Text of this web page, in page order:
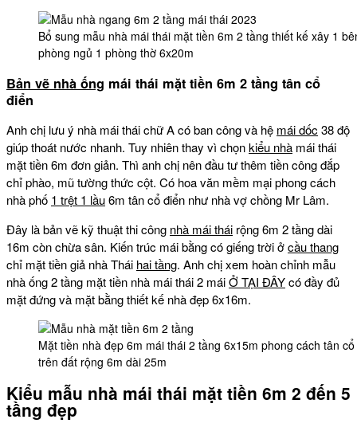
Bổ sung mẫu nhà mái thái mặt tiền 6m 2 tầng thiết kế xây 1
phòng ngủ 1 phòng thờ 6x20m
Bản vẽ nhà ống mái thái mặt tiền 6m 2 tầng tân cổ
điển
Anh chị lưu ý nhà mái thái chữ A có ban công và hệ mái dốc 38 độ
giúp thoát nước nhanh. Tuy nhiên thay vì chọnkiểu nhà mái thái
mặt tiền 6m đơn giản. Thì anh chị nên đầu tư thêm tiền công đắp
chỉ phào, mũ tường thức cột. Có hoa văn mềm mại phong cách
nhà phố 1 trệt 1 lầu6m tân cổ điển như nhà vợ chồng Mr Lâm.
Đây là bản vẽ kỹ thuật thi công nhà mái thái rộng 6m 2 tầng dài
16m còn chừa sân. Kiến trúc mái bằng có giếng trời ởcầu thang
chỉ mặt tiền giả nhà Thái hai tầng. Anh chị xem hoàn chỉnh mẫu
nhà ống 2 tầng mặt tiền nhà mái thái 2 máiỞ TẠI ĐÂYcó đầy đủ
mặt đứng và mặt bằng thiết kế nhà đẹp 6x16m.
Mặt tiền nhà đẹp 6m mái thái 2 tầng 6x15m phong cách tân
trên đất rộng 6m dài 25m
Kiểu mẫu nhà mái thái mặt tiền 6m 2 đến 5
tầng đẹp